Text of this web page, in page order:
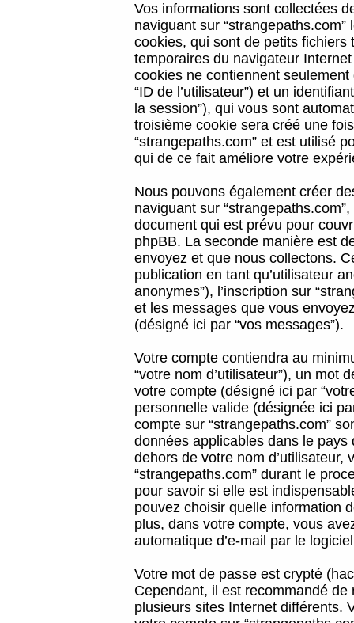
Vos informations sont collectées
naviguant sur
cookies, qui sont de petits
temporaires du navigateur
cookies ne contiennent
“ID de l’utilisateur”) et un
la session”), qui vous sont
troisième cookie sera créé une
“strangepaths.com” et est utilisé
qui de ce fait améliore votre
Nous pouvons également créer
naviguant sur
document qui est prévu pour
phpBB. La seconde manière est
envoyez et que nous collectons.
publication en tant qu’utilisateur
anonymes”), l’inscription sur
et les messages que vous
(désigné ici par “vos messages”).
Votre compte contiendra au
“votre nom d’utilisateur”), un mot
votre compte (désigné ici par
personnelle valide (désignée ici
compte sur “strangepaths.com”
données applicables dans le
dehors de votre nom
“strangepaths.com” durant le
pour savoir si elle est
pouvez choisir quelle information
plus, dans votre compte, vous
automatique d’e-mail par le
Votre mot de passe est crypté
Cependant, il est recommandé
plusieurs sites Internet différents.